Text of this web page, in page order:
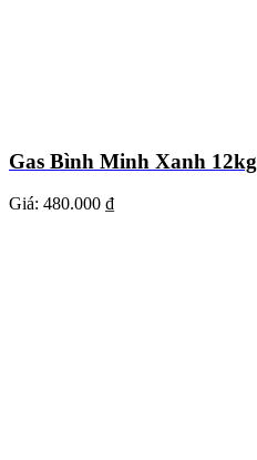
Gas Bình Minh Xanh 12kg
Giá: 480.000 ₫